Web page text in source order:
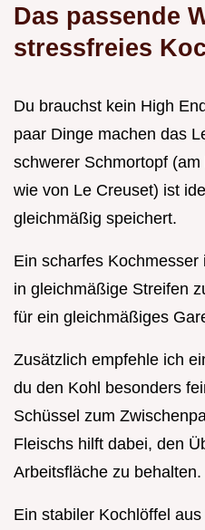
Das passende
stressfreies
Du brauchst kein High
paar Dinge machen das
schwerer Schmortopf
wie von Le Creuset) ist
gleichmäßig speichert.
Ein scharfes
in gleichmäßige Streifen
für ein gleichmäßiges
Zusätzlich empfehle ich
du den Kohl besonders
Schüssel zum
Fleischs hilft dabei, den
Arbeitsfläche zu behalten.
Ein stabiler Kochlöffel